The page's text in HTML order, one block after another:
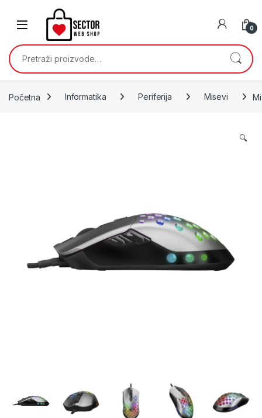
Skip to navigation
0
Pretraži:
Početna Informatika Periferija Misevi
🔍